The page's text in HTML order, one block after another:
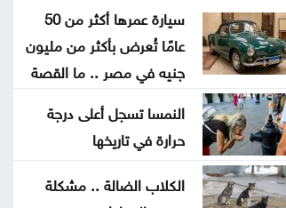
ارتفاع كبير في الصادرات والواردات
الصينية
الاحتلال يلقي قنبلة باتجاه جرافة
للجيش اللبناني بالمنصوري
خلّف قتلى وجرحى .. هجوم حوثي
سيارة عمرها أكثر من 50
عامًا تُعرض بأكثر من مليون
جنيه في مصر .. ما القصة
النمسا تسجل أعلى درجة
حرارة في تاريخها
الكلاب الضالة .. مشكلة